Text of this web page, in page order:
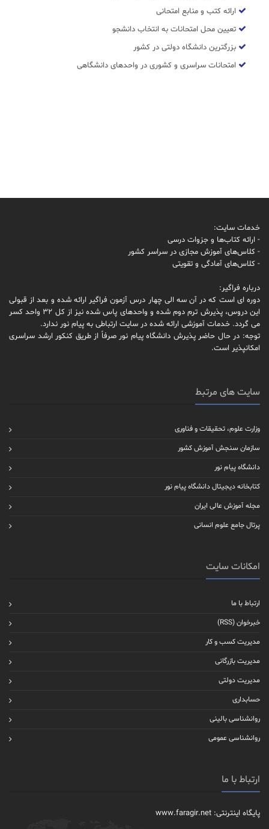
ارائه کتب و منابع امتحانی
تعیین محل امتحانات به انتخاب دانشجو
بزرگترین دانشگاه دولتی در کشور
امتحانات سراسری و کشوری در واحدهای دانشگاهی
خدمات سایت:
- ارائه کتاب‌ها و جزوات درسی
- کلاس‌های آموزش مجازی در سراسر کشور
- کلاس‌های آمادگی و تقویتی
درباره فراگیر:
دوره ای است که در آن سه الی چهار درس آزمون فراگیر ارائه شده و بعد از قبولی
این دروس، پذیرش ترم دوم شده و واحدهای پاس شده نیز از کل 32 واحد کسر
می گردد. خدمات آموزشی ارائه شده در سایت ارتباطی به پیام نور ندارد.
توجه: در حال حاضر پذیرش دانشگاه پیام نور صرفاً از طریق کنکور ارشد سراسری
امکانپذیر است.
سایت های مرتبط
وزارت علوم، تحقیقات و فناوری
سازمان سنجش آموزش کشور
دانشگاه پیام نور
کتابخانه دیجیتال دانشگاه پیام نور
مجله آموزش عالی ایران
پرتال جامع علوم انسانی
امکانات سایت
ارتباط با ما
خبرخوان (RSS)
مدیریت کسب و کار
مدیریت بازرگانی
مدیریت دولتی
حسابداری
روانشناسی بالینی
روانشناسی عمومی
ارتباط با ما
پایگاه اینترنتی: www.faragir.net